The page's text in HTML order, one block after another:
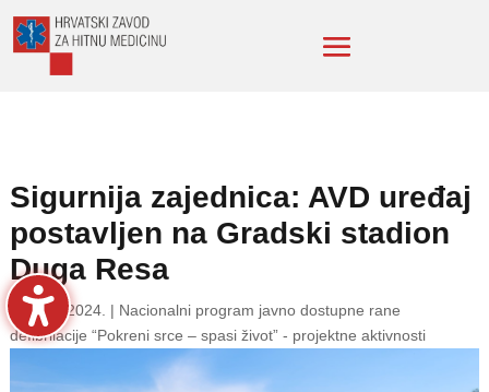
Sigurnija zajednica: AVD uređaj
postavljen na Gradski stadion
Duga Resa
25. srp. 2024. | Nacionalni program javno dostupne rane
defibrilacije “Pokreni srce – spasi život” - projektne aktivnosti